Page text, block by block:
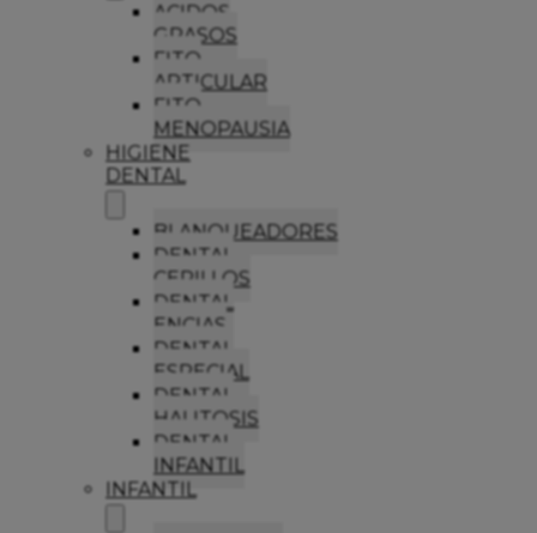
ACIDOS
GRASOS
FITO
ARTICULAR
FITO
MENOPAUSIA
HIGIENE
DENTAL
BLANQUEADORES
DENTAL
CEPILLOS
DENTAL
ENCIAS
DENTAL
ESPECIAL
DENTAL
HALITOSIS
DENTAL
INFANTIL
INFANTIL